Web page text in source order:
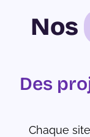
Nos
Des
Chaque